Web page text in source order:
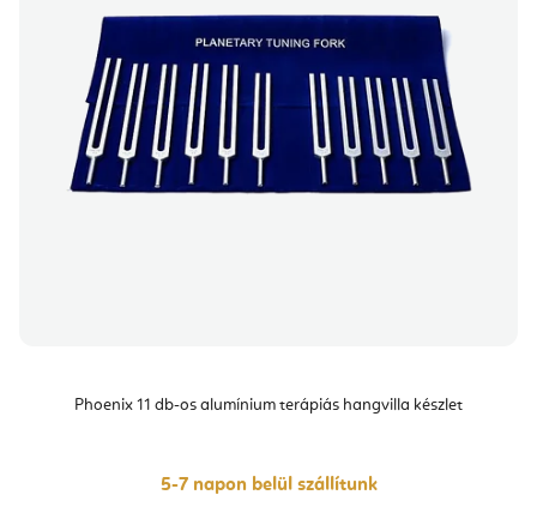
Phoenix 11 db-os alumínium terápiás hangvilla készlet
5-7 napon belül szállítunk